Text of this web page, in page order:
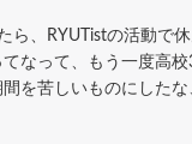
ら、RYUTistの活動で
なって、もう一度高
を苦しいものにした